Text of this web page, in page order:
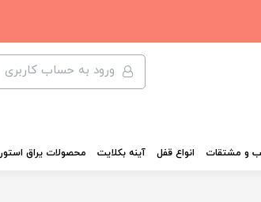
ورود به حساب کاربری
و مشتقات انواع قفل آینه بکلایت محصولات یراق استور